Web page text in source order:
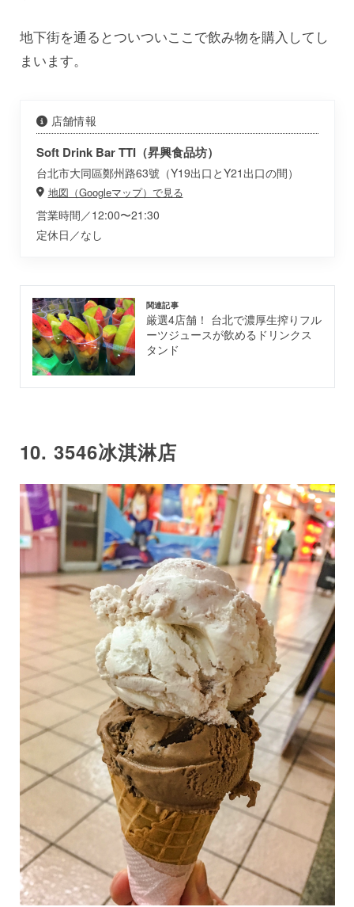
地下街を通るとついついここで飲み物を購入してし
まいます。
店舗情報
Soft Drink Bar TTI（昇興食品坊）
台北市大同區鄭州路63號（Y19出口とY21出口の間）
地図（Googleマップ）で見る
営業時間／12:00〜21:30
定休日／なし
関連記事
厳選4店舗！ 台北で濃厚生搾りフル
ーツジュースが飲めるドリンクス
タンド
10. 3546冰淇淋店